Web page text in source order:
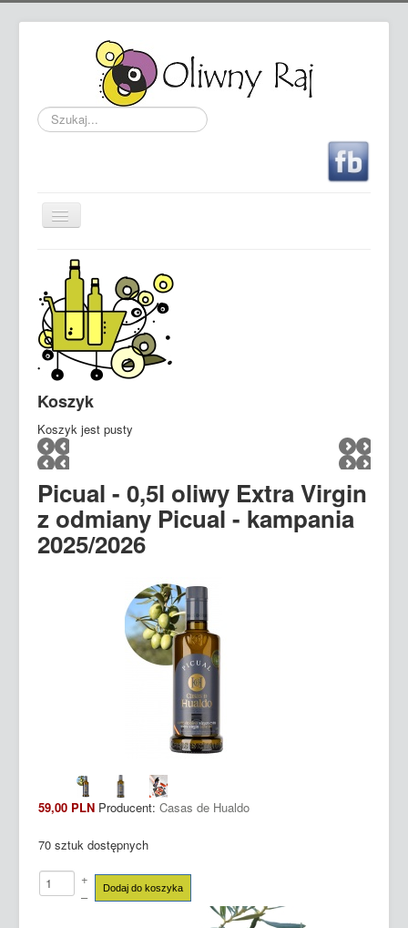
Szukaj...
Przełącz
nawigację
Sklep - sprzedaż hiszpańskiej oliwy
Przewodnik po oliwie
Nagrody
Kontakt
Koszyk
Koszyk jest pusty
Picual - 0,5l oliwy Extra Virgin
z odmiany Picual - kampania
2025/2026
59,00 PLN Producent: Casas de Hualdo
70 sztuk dostępnych
+
Dodaj do koszyka
–